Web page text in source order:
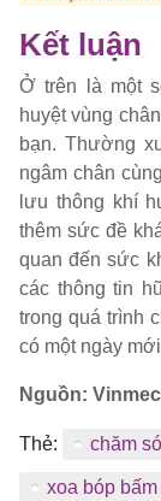
Kết luận
Ở trên là một
huyệt vùng
bạn. Thường
ngâm chân
lưu thông khí
thêm sức đề
quan đến sức
các thông tin
trong quá trình
có một ngày
Nguồn:
Thẻ: chăm
xoa bóp